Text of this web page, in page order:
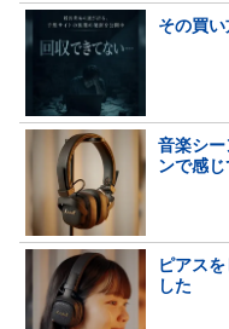
その買い
音楽シ
ンで感
ピアス
した